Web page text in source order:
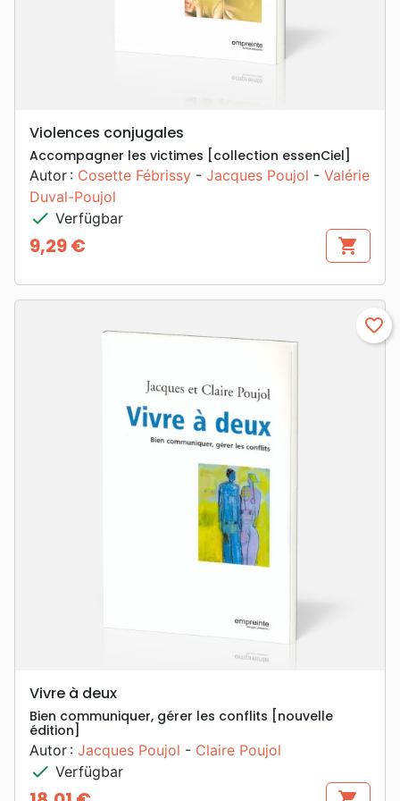
Violences conjugales
Accompagner les victimes [collection essenCiel]
Autor : Cosette Fébrissy - Jacques Poujol - Valérie
Duval-Poujol
check Verfügbar
Preis
9,29 € shopping_cart
favorite_border
Vivre à deux
Bien communiquer, gérer les conflits [nouvelle
édition]
Autor : Jacques Poujol - Claire Poujol
check Verfügbar